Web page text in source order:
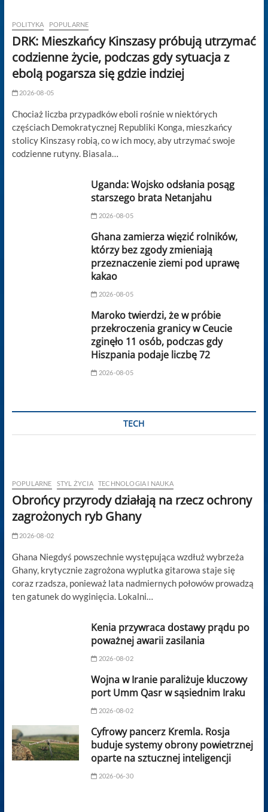
POLITYKA POPULARNE
DRK: Mieszkańcy Kinszasy próbują utrzymać
codzienne życie, podczas gdy sytuacja z
ebolą pogarsza się gdzie indziej
2026-08-05
Chociaż liczba przypadków eboli rośnie w niektórych
częściach Demokratycznej Republiki Konga, mieszkańcy
stolicy Kinszasy robią, co w ich mocy, aby utrzymać swoje
codzienne rutyny. Biasala…
Uganda: Wojsko odsłania posąg
starszego brata Netanjahu
2026-08-05
Ghana zamierza więzić rolników,
którzy bez zgody zmieniają
przeznaczenie ziemi pod uprawę
kakao
2026-08-05
Maroko twierdzi, że w próbie
przekroczenia granicy w Ceucie
zginęło 11 osób, podczas gdy
Hiszpania podaje liczbę 72
2026-08-05
TECH
POPULARNE STYL ŻYCIA TECHNOLOGIA I NAUKA
Obrońcy przyrody działają na rzecz ochrony
zagrożonych ryb Ghany
2026-08-02
Ghana Niegdyś powszechnie występująca wzdłuż wybrzeża
Ghany, krytycznie zagrożona wyplutka gitarowa staje się
coraz rzadsza, ponieważ lata nadmiernych połowów prowadzą
ten gatunek do wyginięcia. Lokalni…
Kenia przywraca dostawy prądu po
poważnej awarii zasilania
2026-08-02
Wojna w Iranie paraliżuje kluczowy
port Umm Qasr w sąsiednim Iraku
2026-08-02
Cyfrowy pancerz Kremla. Rosja
buduje systemy obrony powietrznej
oparte na sztucznej inteligencji
2026-06-30